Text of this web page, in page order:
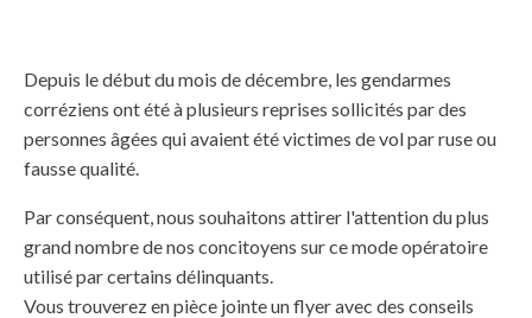
Depuis le début du mois de décembre, les gendarmes
corréziens ont été à plusieurs reprises sollicités par des
personnes âgées qui avaient été victimes de vol par ruse ou
fausse qualité.
Par conséquent, nous souhaitons attirer l'attention du plus
grand nombre de nos concitoyens sur ce mode opératoire
utilisé par certains délinquants.
Vous trouverez en pièce jointe un flyer avec des conseils